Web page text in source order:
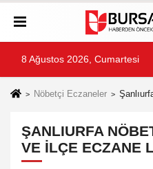
8 Ağustos 2026, Cumartesi
Nöbetçi Eczaneler
ŞANLIURFA
VE İLÇE ECZANE